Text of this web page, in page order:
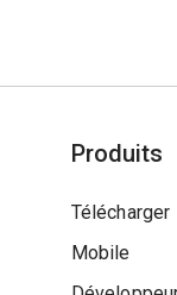
Produits
Télécharger
Mobile